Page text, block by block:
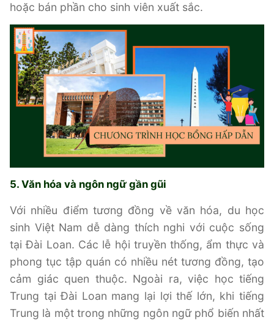
hoặc bán phần cho sinh viên xuất sắc.
5. Văn hóa và ngôn ngữ gần gũi
Với nhiều điểm tương đồng về văn hóa, du học
sinh Việt Nam dễ dàng thích nghi với cuộc sống
tại Đài Loan. Các lễ hội truyền thống, ẩm thực và
phong tục tập quán có nhiều nét tương đồng, tạo
cảm giác quen thuộc. Ngoài ra, việc học tiếng
Trung tại Đài Loan mang lại lợi thế lớn, khi tiếng
Trung là một trong những ngôn ngữ phổ biến nhất